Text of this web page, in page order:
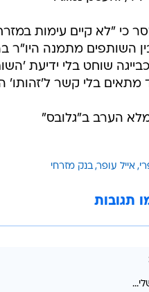
אפרת והודיע לו כי ראוי
לקדנציה נוספת
תתמוך בו עוד.
בתגובה: "היוזמה לא
הייתי שקוף לגמרי
דיברתי עם יעקב פרי,
השותפים מתמנה
מתאים בלי קשר ל'זהותו'
הערב ב"גלובס"